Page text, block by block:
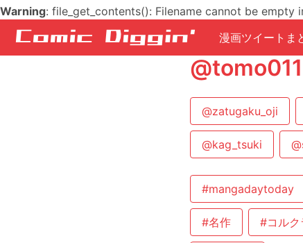
Warning: file_get_contents(): Filename cannot be empty
漫画ツイートま
@zatugaku_oji
@kag_tsuki
#mangadaytoday
#名作 #コルク